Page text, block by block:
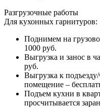
Разгрузочные работы
Для кухонных гарнитуров:
Поднимем на
1000 руб.
Выгрузка и занос в
руб.
Выгрузка к
помещение –
Подъем кухни в
просчитывается